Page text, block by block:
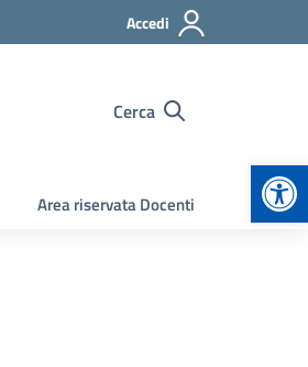
Accedi
Cerca
Area riservata Docenti